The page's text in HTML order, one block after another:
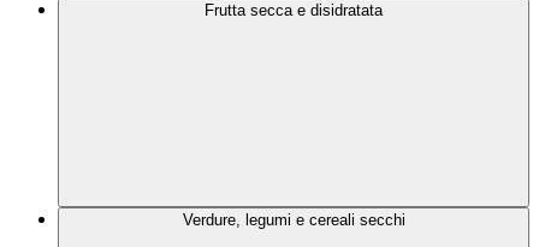
Frutta secca e disidratata
Verdure, legumi e cereali secchi